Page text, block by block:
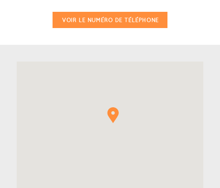
VOIR LE NUMÉRO DE TÉLÉPHONE